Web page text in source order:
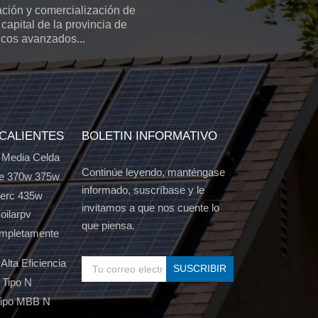
y comercialización de
de la provincia de
avanzados...
Celda
370w 375w
435w
Eficiencia
N
MBB N
BOLETIN INFORMATIVO
Continúe leyendo, manténgase
informado, suscríbase y le
invitamos a que nos cuente lo
que piensa.